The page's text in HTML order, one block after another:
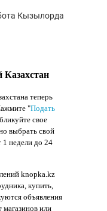
Казахстан
теперь
"Подать
свое
выбрать свой
1 недели до 24
knopka.kz
купить,
объявления
или
Кызылорда